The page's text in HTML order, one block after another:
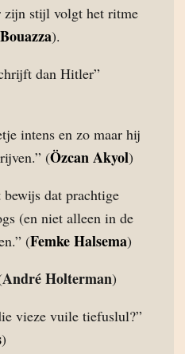
zijn stijl volgt het ritme
).
dan Hitler”
intens en zo maar hij
(Özcan Akyol)
dat prachtige
(en niet alleen in de
(Femke Halsema)
André Holterman)
vieze vuile tiefuslul?”
)